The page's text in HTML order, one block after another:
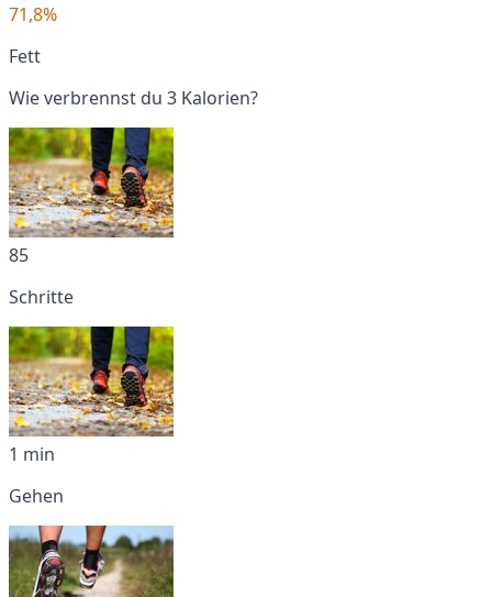
71,8%
Fett
Wie verbrennst du 3 Kalorien?
85
Schritte
1 min
Gehen